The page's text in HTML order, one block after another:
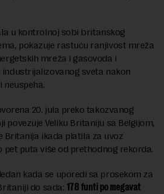
u kontrolnoj sobi britanskog
pokazuje rastuću ranjivost mreža
mreža i gasovoda i
industrijalizovanog sveta nakon
neuspeha.
20. jula preko takozvanog
povezuje Veliku Britaniju sa Belgijom,
Britanija ikada platila za uvoz
pet puta više od prethodnog rekorda.
kada se uporedi sa prosekom za
do sada: 178 funti po megavat